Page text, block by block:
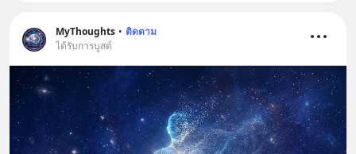
MyThoughts • ติดตาม
ได้รับการบูสต์